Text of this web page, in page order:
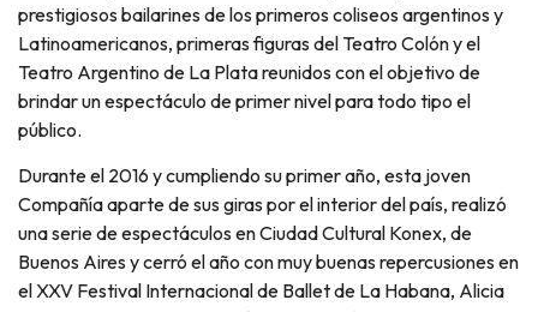
prestigiosos bailarines de los primeros coliseos argentinos y
Latinoamericanos, primeras figuras del Teatro Colón y el
Teatro Argentino de La Plata reunidos con el objetivo de
brindar un espectáculo de primer nivel para todo tipo el
público.
Durante el 2016 y cumpliendo su primer año, esta joven
Compañía aparte de sus giras por el interior del país, realizó
una serie de espectáculos en Ciudad Cultural Konex, de
Buenos Aires y cerró el año con muy buenas repercusiones en
el XXV Festival Internacional de Ballet de La Habana, Alicia